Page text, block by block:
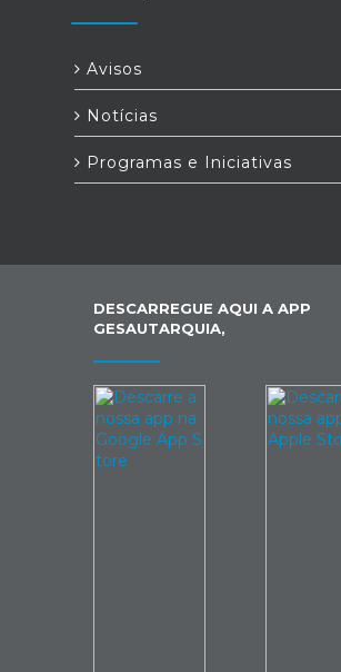
Avisos
Notícias
Programas e Iniciativas
DESCARREGUE AQUI A APP
GESAUTARQUIA,